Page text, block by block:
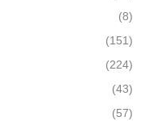
(8)
(151)
(224)
(43)
(57)